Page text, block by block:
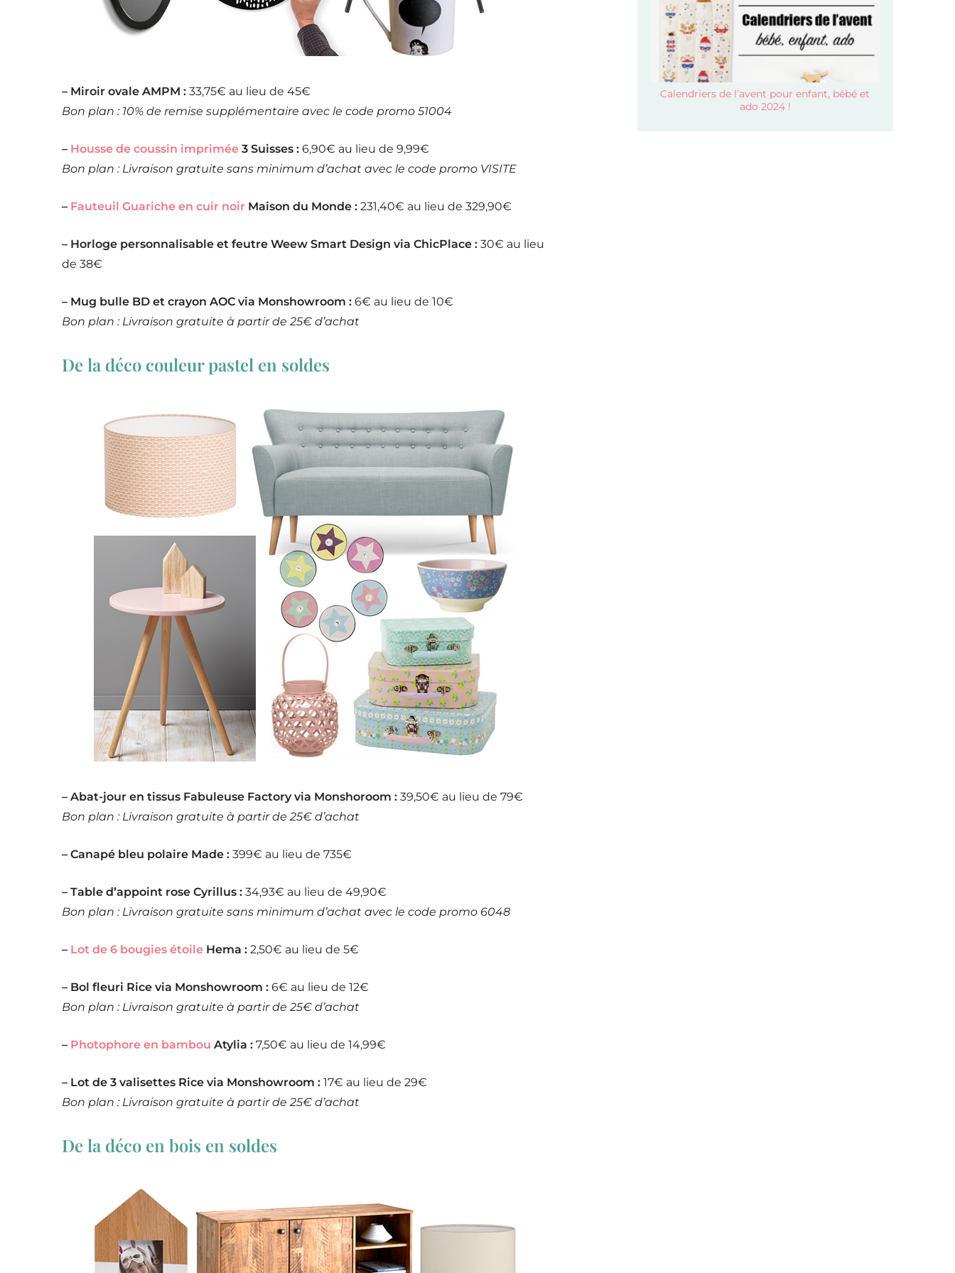
– Miroir ovale AMPM : 33,75€ au lieu de 45€
Bon plan : 10% de remise supplémentaire avec le code promo 51004
– Housse de coussin imprimée 3 Suisses : 6,90€ au lieu de 9,99€
Bon plan : Livraison gratuite sans minimum d’achat avec le code promo VISITE
– Fauteuil Guariche en cuir noir Maison du Monde : 231,40€ au lieu de 329,90€
– Horloge personnalisable et feutre Weew Smart Design via ChicPlace : 30€ au lieu
de 38€
– Mug bulle BD et crayon AOC via Monshowroom : 6€ au lieu de 10€
Bon plan : Livraison gratuite à partir de 25€ d’achat
De la déco couleur pastel en soldes
– Abat-jour en tissus Fabuleuse Factory via Monshoroom : 39,50€ au lieu de 79€
Bon plan : Livraison gratuite à partir de 25€ d’achat
– Canapé bleu polaire Made : 399€ au lieu de 735€
– Table d’appoint rose Cyrillus : 34,93€ au lieu de 49,90€
Bon plan : Livraison gratuite sans minimum d’achat avec le code promo 6048
– Lot de 6 bougies étoile Hema : 2,50€ au lieu de 5€
– Bol fleuri Rice via Monshowroom : 6€ au lieu de 12€
Bon plan : Livraison gratuite à partir de 25€ d’achat
– Photophore en bambou Atylia : 7,50€ au lieu de 14,99€
– Lot de 3 valisettes Rice via Monshowroom : 17€ au lieu de 29€
Bon plan : Livraison gratuite à partir de 25€ d’achat
De la déco en bois en soldes
Calendriers de l’avent pour enfant, bébé et
ado 2024 !